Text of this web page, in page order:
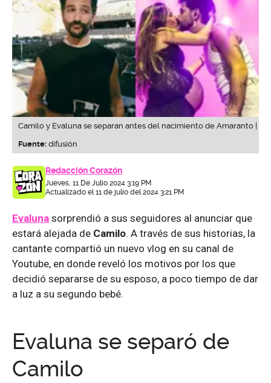
Camilo y Evaluna se separan antes del nacimiento de Amaranto |
Fuente: difusión
Redacción Corazón
Jueves, 11 De Julio 2024 3:19 PM
Actualizado el 11 de julio del 2024 3:21 PM
Evaluna sorprendió a sus seguidores al anunciar que
estará alejada de Camilo. A través de sus historias, la
cantante compartió un nuevo vlog en su canal de
Youtube, en donde reveló los motivos por los que
decidió separarse de su esposo, a poco tiempo de dar
a luz a su segundo bebé.
Evaluna se separó de
Camilo